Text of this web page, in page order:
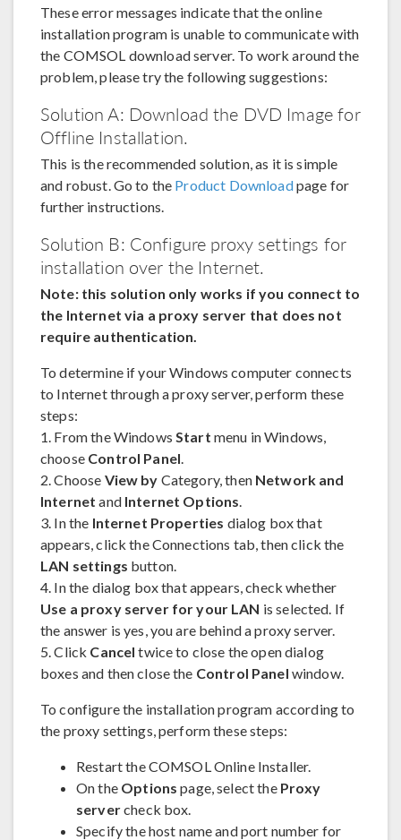
These error messages indicate that the online
installation program is unable to communicate with
the COMSOL download server. To work around the
problem, please try the following suggestions:
Solution A: Download the DVD Image for
Offline Installation.
This is the recommended solution, as it is simple
and robust. Go to the Product Downloadpage for
further instructions.
Solution B: Configure proxy settings for
installation over the Internet.
Note: this solution only works if you connect to
the Internet via a proxy server that does not
require authentication.
To determine if your Windows computer connects
to Internet through a proxy server, perform these
steps:
1. From the Windows Start menu in Windows,
choose Control Panel.
2. Choose View by Category, then Network and
Internet and Internet Options.
3. In the Internet Properties dialog box that
appears, click the Connections tab, then click the
LAN settings button.
4. In the dialog box that appears, check whether
Use a proxy server for your LAN is selected. If
the answer is yes, you are behind a proxy server.
5. Click Cancel twice to close the open dialog
boxes and then close the Control Panel window.
To configure the installation program according to
the proxy settings, perform these steps:
Restart the COMSOL Online Installer.
On the Options page, select the Proxy
servercheck box.
Specify the host name and port number for